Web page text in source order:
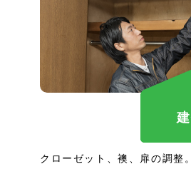
クローゼット、襖、扉の調整